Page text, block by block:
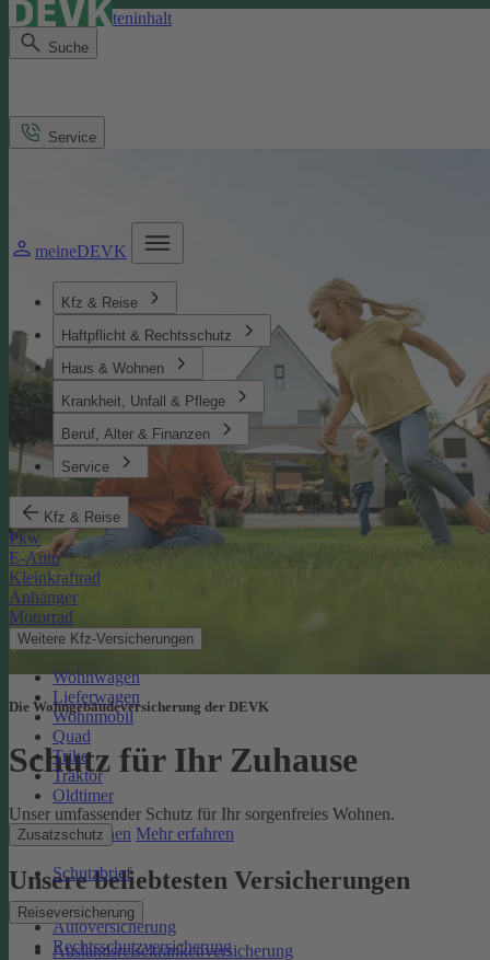
Direkt zum Seiteninhalt
Suche
meineDEVK
Kfz & Reise
Haftpflicht & Rechtsschutz
Haus & Wohnen
Krankheit, Unfall & Pflege
Beruf, Alter & Finanzen
Service
Kfz & Reise
Pkw
E-Auto
Kleinkraftrad
Anhänger
Motorrad
Weitere Kfz-Versicherungen
Wohnwagen
Lieferwagen
Wohnmobil
Quad
Trike
Traktor
Oldtimer
Zusatzschutz
Schutzbrief
Reiseversicherung
Auslandsreisekrankenversicherung
Service
Die Wohngebäudeversicherung der DEVK
Schutz für Ihr Zuhause
Unser umfassender Schutz für Ihr sorgenfreies Wohnen.
Online berechnen Mehr erfahren
Unsere beliebtesten Versicherungen
Autoversicherung
Rechtsschutzversicherung